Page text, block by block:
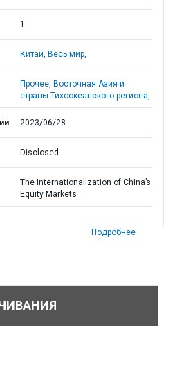
1
Китай, Весь мир,
Прочее, Восточная Азия и
страны Тихоокеанского региона,
2023/06/28
Disclosed
The Internationalization of China’s
Equity Markets
Подробнее